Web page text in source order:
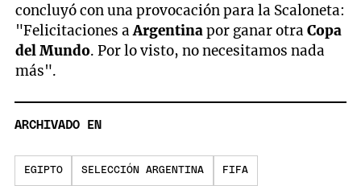
concluyó con una provocación para la Scaloneta:
"Felicitaciones aArgentinapor ganar otraCopa
del Mundo. Por lo visto, no necesitamos nada
más".
ARCHIVADO EN
EGIPTO SELECCIÓN ARGENTINA FIFA